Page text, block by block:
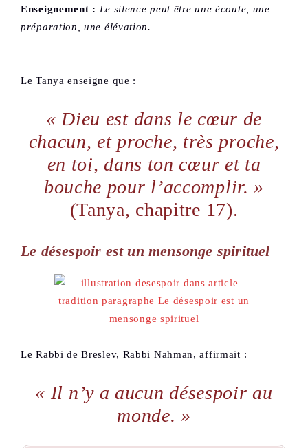
Enseignement : Le silence peut être une écoute, une
préparation, une élévation.
Le Tanya enseigne que :
« Dieu est dans le cœur de
chacun, et proche, très proche,
en toi, dans ton cœur et ta
bouche pour l’accomplir. »
(Tanya, chapitre 17).
Le désespoir est un mensonge spirituel
Le Rabbi de Breslev, Rabbi Nahman, affirmait :
« Il n’y a aucun désespoir au
monde. »